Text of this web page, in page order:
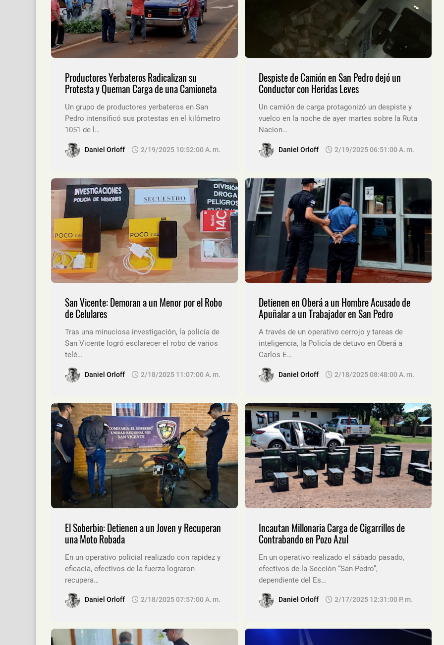
Productores Yerbateros Radicalizan su
Protesta y Queman Carga de una Camioneta
Un grupo de productores yerbateros en San
Pedro intensificó sus protestas en el kilómetro
1051 de l…
Daniel Orloff 2/19/2025 10:52:00 A. M.
Despiste de Camión en San Pedro dejó un
Conductor con Heridas Leves
Un camión de carga protagonizó un despiste y
vuelco en la noche de ayer martes sobre la Ruta
Nacion…
Daniel Orloff 2/19/2025 06:51:00 A. M.
San Vicente: Demoran a un Menor por el Robo
de Celulares
Tras una minuciosa investigación, la policía de
San Vicente logró esclarecer el robo de varios
telé…
Daniel Orloff 2/18/2025 11:07:00 A. M.
Detienen en Oberá a un Hombre Acusado de
Apuñalar a un Trabajador en San Pedro
A través de un operativo cerrojo y tareas de
inteligencia, la Policía de detuvo en Oberá a
Carlos E…
Daniel Orloff 2/18/2025 08:48:00 A. M.
El Soberbio: Detienen a un Joven y Recuperan
una Moto Robada
En un operativo policial realizado con rapidez y
eficacia, efectivos de la fuerza lograron
recupera…
Daniel Orloff 2/18/2025 07:57:00 A. M.
Incautan Millonaria Carga de Cigarrillos de
Contrabando en Pozo Azul
En un operativo realizado el sábado pasado,
efectivos de la Sección “San Pedro”,
dependiente del Es…
Daniel Orloff 2/17/2025 12:31:00 P. M.